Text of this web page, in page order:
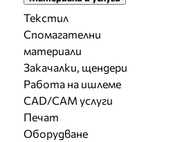
Текстил
Спомагателни
материали
Закачалки, щендери
Работа на ишлеме
CAD/CAM услуги
Печат
Оборудване